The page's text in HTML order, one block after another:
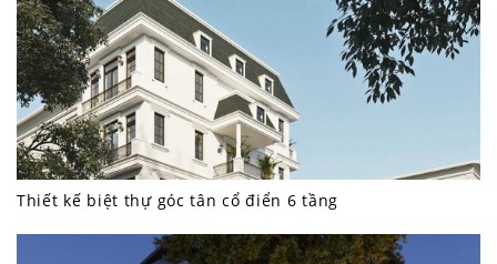
Thiết kế biệt thự góc tân cổ điển 6 tầng